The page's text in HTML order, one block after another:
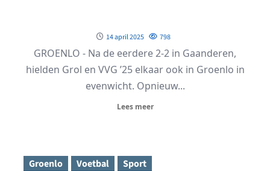
14 april 2025 798
GROENLO - Na de eerdere 2-2 in Gaanderen,
hielden Grol en VVG ’25 elkaar ook in Groenlo in
evenwicht. Opnieuw...
Lees meer
Groenlo Voetbal Sport